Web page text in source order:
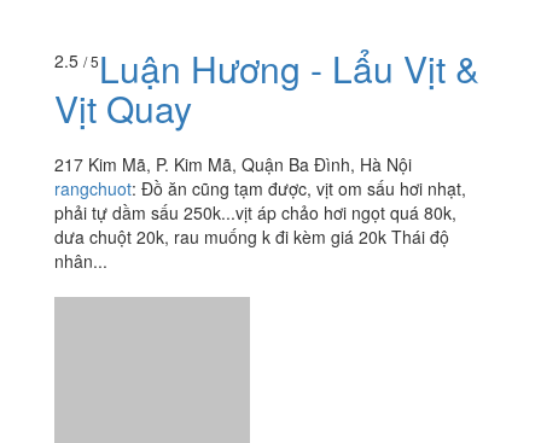
2.5 / 5Luận Hương - Lẩu Vịt &
Vịt Quay
217 Kim Mã, P. Kim Mã, Quận Ba Đình, Hà Nội
rangchuot: Đồ ăn cũng tạm được, vịt om sấu hơi nhạt,
phải tự dầm sấu 250k...vịt áp chảo hơi ngọt quá 80k,
dưa chuột 20k, rau muống k đi kèm giá 20k Thái độ
nhân...